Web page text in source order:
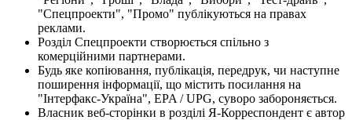
"Спецпроекти", "Промо" публікуються на правах
реклами.
Розділ Спецпроекти створюється спільно з
комерційними партнерами.
Будь яке копіювання, публікація, передрук, чи наступне
поширення інформації, що містить посилання на
"Інтерфакс-Україна", EPA / UPG, суворо забороняється.
Власник веб-сторінки в розділі Я-Корреспондент є автор